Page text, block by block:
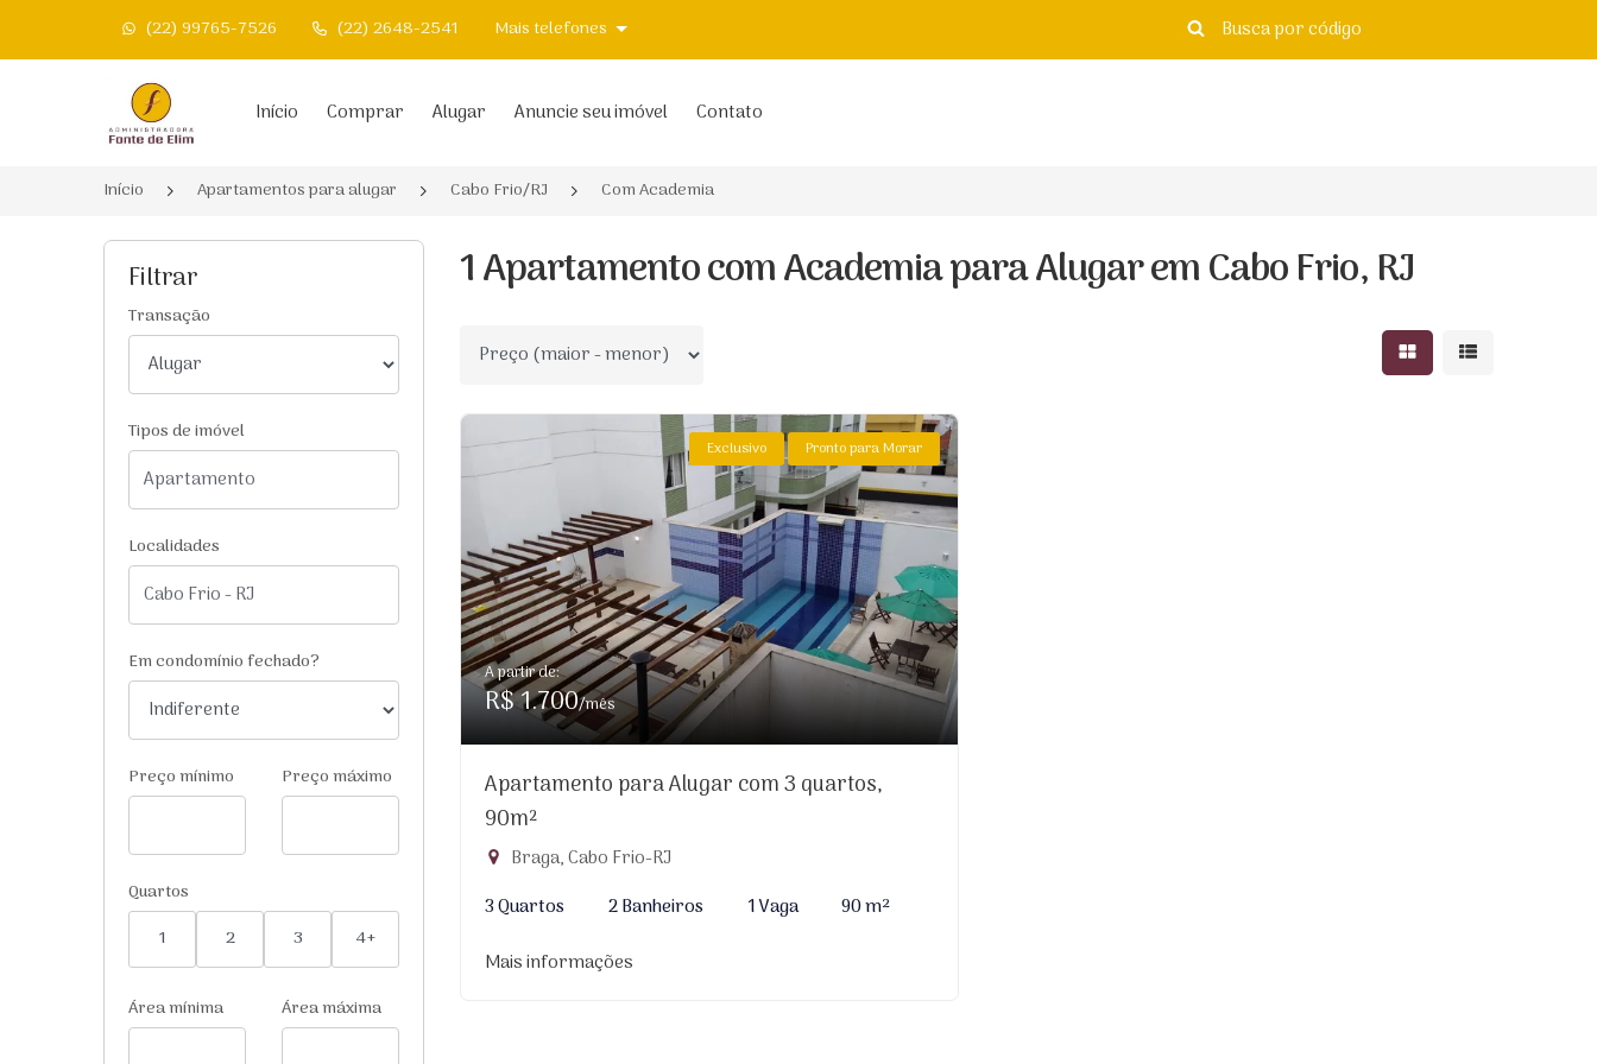
(22) 99765-7526 (22) 2648-2541 Mais telefones
Página inicial Início Comprar Alugar Anuncie seu imóvel Contato
Início Apartamentos para alugar Cabo Frio/RJ Com Academia
Filtrar
Transação
Tipos de imóvel
Localidades
Em condomínio fechado?
Preço mínimo Preço máximo
Quartos
1
2 3 4+
Área mínima Área máxima
1 Apartamento com Academia para Alugar em Cabo Frio, RJ
Ordenar por Mostrar resultados
Mostrar
Exclusivo Pronto para Morar
A partir de:
R$ 1.700/mês
Apartamento para Alugar com 3 quartos,
90m²
Braga, Cabo Frio-RJ
3 Quartos
2 Banheiros 1 Vaga
90 m²
Mais informações